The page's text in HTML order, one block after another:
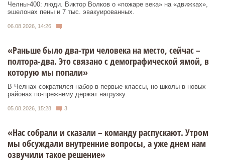
Челны-400: люди. Виктор Волков о «пожаре века» на «движках»,
эшелонах пены и 7 тыс. эвакуированных.
06.08.2026, 14:26
«Раньше было два-три человека на место, сейчас –
полтора-два. Это связано с демографической ямой, в
которую мы попали»
В Челнах сократился набор в первые классы, но школы в новых
районах по-прежнему держат нагрузку.
05.08.2026, 15:28 3
«Нас собрали и сказали – команду распускают. Утром
мы обсуждали внутренние вопросы, а уже днем нам
озвучили такое решение»